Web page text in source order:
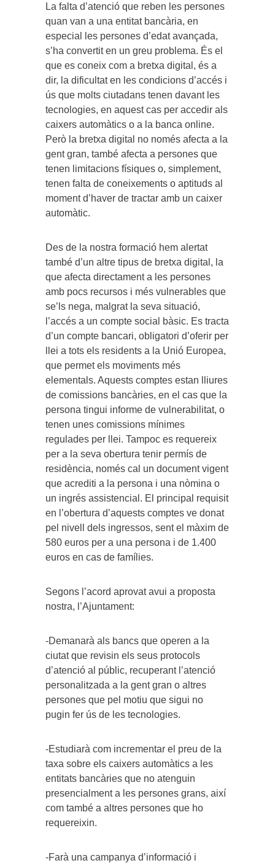
La falta d’atenció que reben les persones
quan van a una entitat bancària, en
especial les persones d’edat avançada,
s’ha convertit en un greu problema. És el
que es coneix com a bretxa digital, és a
dir, la dificultat en les condicions d’accés i
ús que molts ciutadans tenen davant les
tecnologies, en aquest cas per accedir als
caixers automàtics o a la banca online.
Però la bretxa digital no només afecta a la
gent gran, també afecta a persones que
tenen limitacions físiques o, simplement,
tenen falta de coneixements o aptituds al
moment d’haver de tractar amb un caixer
automàtic.
Des de la nostra formació hem alertat
també d’un altre tipus de bretxa digital, la
que afecta directament a les persones
amb pocs recursos i més vulnerables que
se’ls nega, malgrat la seva situació,
l’accés a un compte social bàsic. Es tracta
d’un compte bancari, obligatori d’oferir per
llei a tots els residents a la Unió Europea,
que permet els moviments més
elementals. Aquests comptes estan lliures
de comissions bancàries, en el cas que la
persona tingui informe de vulnerabilitat, o
tenen unes comissions mínimes
regulades per llei. Tampoc es requereix
per a la seva obertura tenir permís de
residència, només cal un document vigent
que acrediti a la persona i una nòmina o
un ingrés assistencial. El principal requisit
en l’obertura d’aquests comptes ve donat
pel nivell dels ingressos, sent el màxim de
580 euros per a una persona i de 1.400
euros en cas de famílies.
Segons l’acord aprovat avui a proposta
nostra, l’Ajuntament:
-Demanarà als bancs que operen a la
ciutat que revisin els seus protocols
d’atenció al públic, recuperant l’atenció
personalitzada a la gent gran o altres
persones que pel motiu que sigui no
pugin fer ús de les tecnologies.
-Estudiarà com incrementar el preu de la
taxa sobre els caixers automàtics a les
entitats bancàries que no atenguin
presencialment a les persones grans, així
com també a altres persones que ho
requereixin.
-Farà una campanya d’informació i